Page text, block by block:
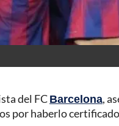
del FCBarcelona,
por haberlo